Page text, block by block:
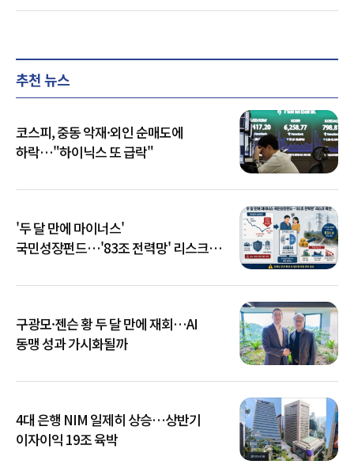
추천 뉴스
코스피, 중동 악재·외인 순매도에
하락…"하이닉스 또 급락"
'두 달 만에 마이너스'
국민성장펀드…'83조 전력망' 리스크
구광모·젠슨 황 두 달 만에 재회…AI
동맹 성과 가시화될까
4대 은행 NIM 일제히 상승…상반기
이자이익 19조 육박